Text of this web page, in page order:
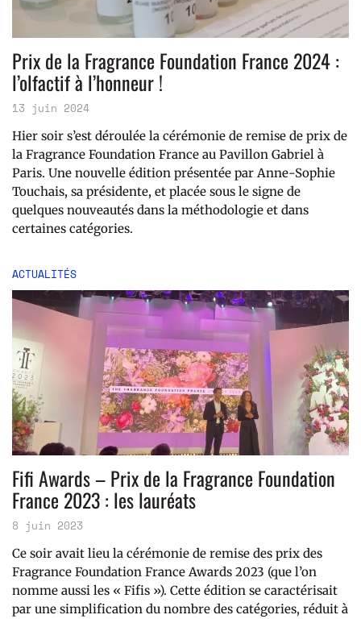
Prix de la Fragrance Foundation France 2024 :
l’olfactif à l’honneur !
13 juin 2024
Hier soir s’est déroulée la cérémonie de remise de prix de
la Fragrance Foundation France au Pavillon Gabriel à
Paris. Une nouvelle édition présentée par Anne-Sophie
Touchais, sa présidente, et placée sous le signe de
quelques nouveautés dans la méthodologie et dans
certaines catégories.
ACTUALITÉS
Fifi Awards – Prix de la Fragrance Foundation
France 2023 : les lauréats
8 juin 2023
Ce soir avait lieu la cérémonie de remise des prix des
Fragrance Foundation France Awards 2023 (que l’on
nomme aussi les « Fifis »). Cette édition se caractérisait
par une simplification du nombre des catégories, réduit à